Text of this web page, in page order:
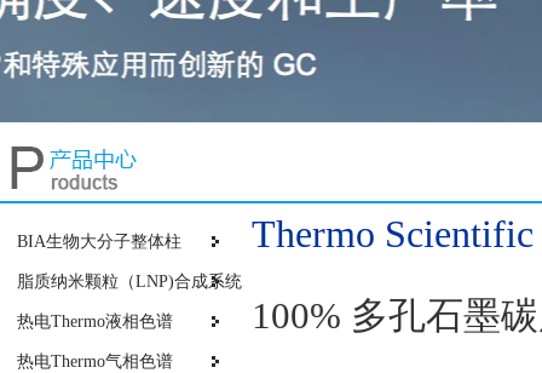
BIA生物大分子整体柱
脂质纳米颗粒（LNP)合成系统
热电Thermo液相色谱
热电Thermo气相色谱
Thermo
100% 多孔石墨